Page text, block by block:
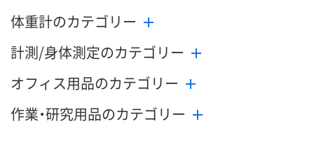
体重計のカテゴリー
計測/身体測定のカテゴリー
オフィス用品のカテゴリー
作業・研究用品のカテゴリー